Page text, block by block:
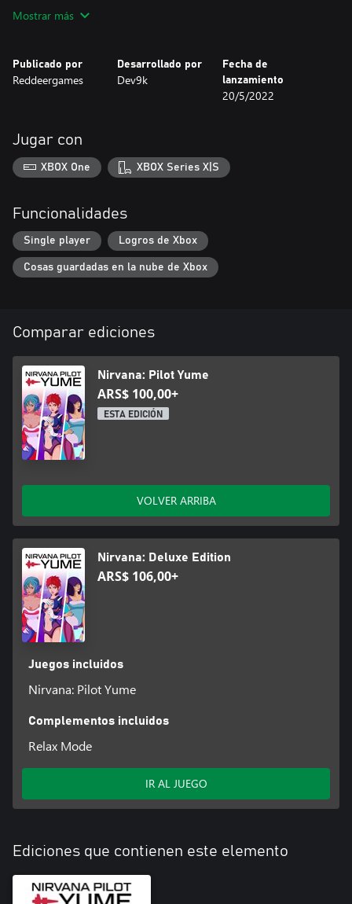
La joven piloto Yume te pide ayuda, sin embargo, los recuerdos
MELODÍAS DE ONDA METÁLICA PSICODÉLICA
La música bombeante compuesta por Retröxx te ayudará a
Mostrar más
Publicado por
Reddeergames
Desarrollado por
Dev9k
Fecha de
lanzamiento
20/5/2022
Jugar con
XBOX One XBOX Series X|S
Funcionalidades
Single player Logros de Xbox
Cosas guardadas en la nube de Xbox
Comparar ediciones
Nirvana: Pilot Yume
ARS$ 100,00+
ESTA EDICIÓN
VOLVER ARRIBA
Nirvana: Deluxe Edition
ARS$ 106,00+
Juegos incluidos
Nirvana: Pilot Yume
Complementos incluidos
Relax Mode
IR AL JUEGO
Ediciones que contienen este elemento